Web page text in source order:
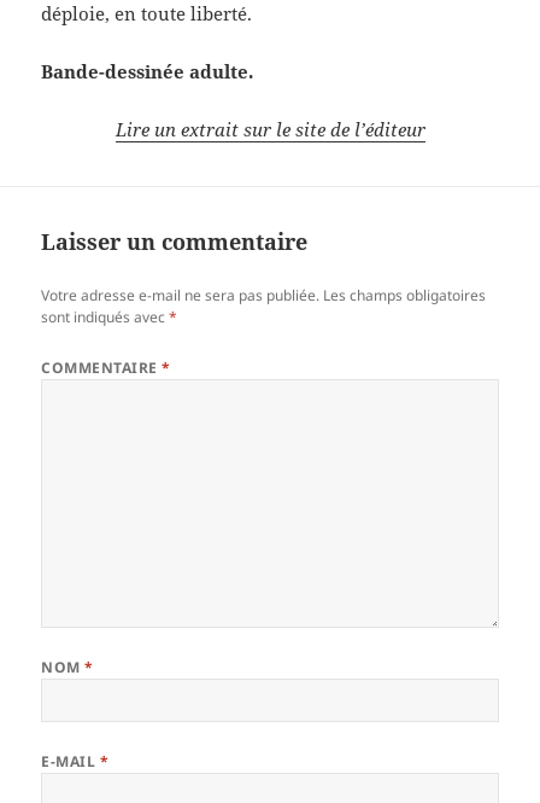
déploie, en toute liberté.
Bande-dessinée adulte.
Lire un extrait sur le site de l’éditeur
Laisser un commentaire
Votre adresse e-mail ne sera pas publiée. Les champs obligatoires
sont indiqués avec*
COMMENTAIRE*
NOM*
E-MAIL *